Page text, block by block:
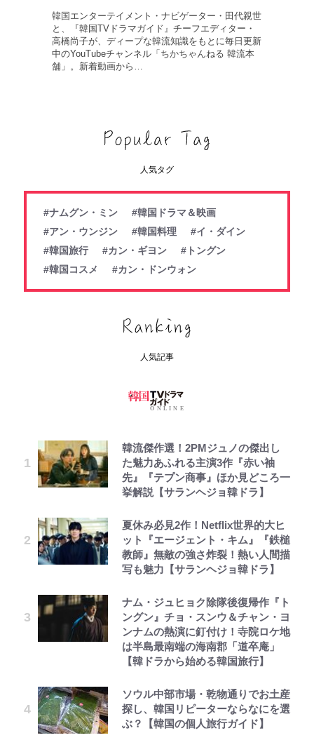
韓国エンターテイメント・ナビゲーター・田代親世
と、『韓国TVドラマガイド』チーフエディター・
高橋尚子が、ディープな韓流知識をもとに毎日更新
中のYouTubeチャンネル「ちかちゃんねる 韓流本
舗」。新着動画から…
人気タグ
#ナムグン・ミン
#韓国ドラマ＆映画
#アン・ウンジン
#韓国料理
#イ・ダイン
#韓国旅行
#カン・ギヨン
#トングン
#韓国コスメ
#カン・ドンウォン
人気記事
韓流傑作選！2PMジュノの傑出し
た魅力あふれる主演3作『赤い袖
先』『テプン商事』ほか見どころ一
挙解説【サランヘジョ韓ドラ】
夏休み必見2作！Netflix世界的大ヒ
ット『エージェント・キム』『鉄槌
教師』無敵の強さ炸裂！熱い人間描
写も魅力【サランヘジョ韓ドラ】
ナム・ジュヒョク除隊後復帰作『ト
ングン』チョ・スンウ＆チャン・ヨ
ンナムの熱演に釘付け！寺院ロケ地
は半島最南端の海南郡「道卒庵」
【韓ドラから始める韓国旅行】
ソウル中部市場・乾物通りでお土産
探し、韓国リピーターならなにを選
ぶ？【韓国の個人旅行ガイド】